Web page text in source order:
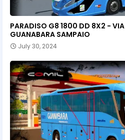
PARADISO G8 1800 DD 8X2 -
GUANABARA SAMPAIO
July 30, 2024